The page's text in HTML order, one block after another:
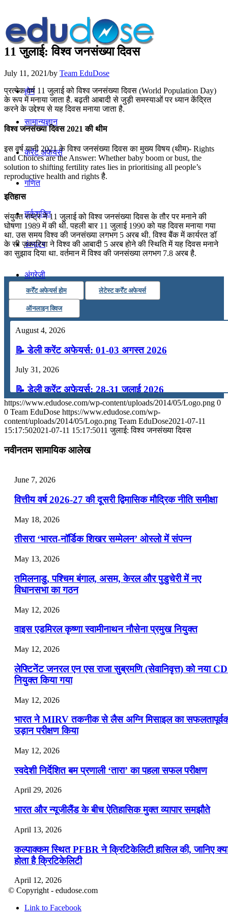
होम
सामान्यज्ञान
करेंट अफेयर्स
गणित
तर्कशक्ति
कंप्यूटर
अंग्रेजी
मॉक टेस्ट
टुडेज जीके
Menu Menu
11 जुलाई: विश्व जनसंख्या दिवस
July 11, 2021/by Team EduDose
प्रत्येक वर्ष 11 जुलाई को विश्व जनसंख्या दिवस (World Population Day)
के रूप में मनाया जाता है. बढ़ती आबादी से जुड़ी समस्याओं पर ध्यान केंद्रित
करने के उद्देश्य से यह दिवस मनाया जाता है.
विश्व जनसंख्या दिवस 2021 की थीम
इस वर्ष यानी 2021 के विश्व जनसंख्या दिवस का मुख्य विषय (थीम)- Rights
and Choices are the Answer: Whether baby boom or bust, the
solution to shifting fertility rates lies in prioritising all people’s
reproductive health and rights है.
इतिहास
संयुक्त राष्ट्र ने 11 जुलाई को विश्व जनसंख्या दिवस के तौर पर मनाने की
घोषणा 1989 में की थी. पहली बार 11 जुलाई 1990 को यह दिवस मनाया गया
था. उस समय विश्व की जनसंख्या लगभग 5 अरब थी. विश्व बैंक में कार्यरत डॉ
के सी ज़कारिया ने विश्व की आबादी 5 अरब होने की स्थिति में यह दिवस मनाने
का सुझाव दिया था. वर्तमान में विश्व की जनसंख्या लगभग 7.8 अरब है.
कर्रेंट अफेयर्स होम लेटेस्ट कर्रेंट अफेयर्स
ऑनलाइन क्विज
August 4, 2026
📝 डेली करेंट अफेयर्स: 01-03 अगस्त 2026
July 31, 2026
📝 डेली करेंट अफेयर्स: 28-31 जुलाई 2026
July 28, 2026
📝 डेली करेंट अफेयर्स: 25-27 जुलाई 2026
July 25, 2026
📝 डेली करेंट अफेयर्स: 19-21 जुलाई 2026
📝 डेली करेंट अफेयर्स: 13-15 जुलाई 2026
https://www.edudose.com/wp-content/uploads/2014/05/Logo.png 0
0 Team EduDose https://www.edudose.com/wp-
content/uploads/2014/05/Logo.png Team EduDose2021-07-11
15:17:502021-07-11 15:17:5011 जुलाई: विश्व जनसंख्या दिवस
नवीनतम सामायिक आलेख
June 7, 2026
वित्तीय वर्ष 2026-27 की दूसरी द्विमासिक मौद्रिक नीति समीक्षा
May 18, 2026
तीसरा ‘भारत-नॉर्डिक शिखर सम्मेलन’ ओस्लो में संपन्न
May 13, 2026
तमिलनाडु, पश्चिम बंगाल, असम, केरल और पुडुचेरी में नए
विधानसभा का गठन
May 12, 2026
वाइस एडमिरल कृष्णा स्वामीनाथन नौसेना प्रमुख नियुक्त
May 12, 2026
लेफ्टिनेंट जनरल एन एस राजा सुब्रमणि (सेवानिवृत्त) को नया
नियुक्त किया गया
May 12, 2026
भारत ने MIRV तकनीक से लैस अग्नि मिसाइल का
उड़ान परीक्षण किया
May 12, 2026
स्वदेशी निर्देशित बम प्रणाली ‘तारा’ का पहला सफल परीक्षण
April 29, 2026
भारत और न्यूजीलैंड के बीच ऐतिहासिक मुक्त व्यापार समझौते
April 13, 2026
कल्पाक्कम स्थित PFBR ने क्रिटिकेलिटी हासिल की, जानिए
होता है क्रिटिकेलिटी
April 12, 2026
© Copyright - edudose.com
Link to Facebook